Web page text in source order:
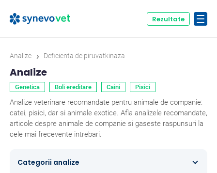
Rezultate
Analize › Deficienta de piruvatkinaza
Analize
Genetica Boli ereditare Caini Pisici
Analize veterinare recomandate pentru animale de companie:
catei, pisici, dar si animale exotice. Afla analizele recomandate,
articole despre animale de companie si gaseste raspunsuri la
cele mai frecevente intrebari.
Categorii analize